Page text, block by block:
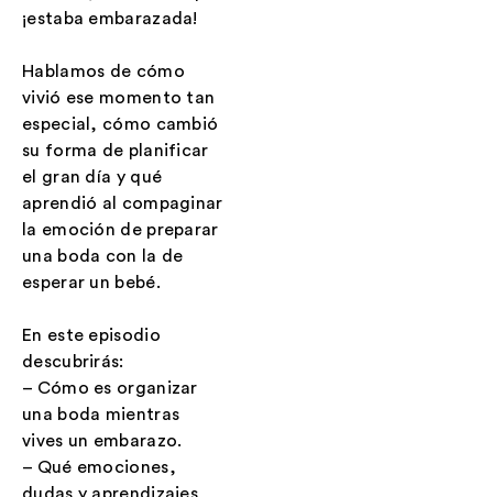
¡estaba embarazada!
Hablamos de cómo
vivió ese momento tan
especial, cómo cambió
su forma de planificar
el gran día y qué
aprendió al compaginar
la emoción de preparar
una boda con la de
esperar un bebé.
En este episodio
descubrirás:
– Cómo es organizar
una boda mientras
vives un embarazo.
– Qué emociones,